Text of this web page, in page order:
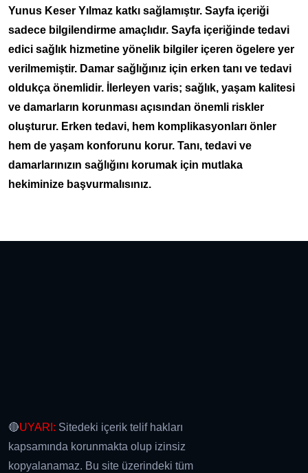
Yunus Keser Yılmaz katkı sağlamıştır. Sayfa içeriği
sadece bilgilendirme amaçlıdır. Sayfa içeriğinde tedavi
edici sağlık hizmetine yönelik bilgiler içeren ögelere yer
verilmemiştir. Damar sağlığınız için erken tanı ve tedavi
oldukça önemlidir. İlerleyen varis; sağlık, yaşam kalitesi
ve damarların korunması açısından önemli riskler
oluşturur. Erken tedavi, hem komplikasyonları önler
hem de yaşam konforunu korur. Tanı, tedavi ve
damarlarınızın sağlığını korumak için mutlaka
hekiminize başvurmalısınız.
🔴UYARI: Sitedeki içerik telif hakları
kapsamında korunmakta olup izinsiz
kopyalanamaz. Bu site üzerindeki tüm